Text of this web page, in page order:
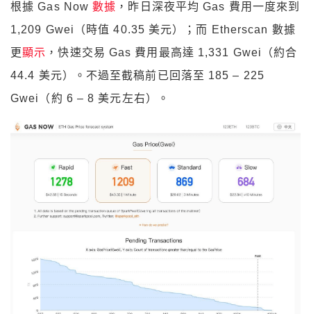
根據 Gas Now數據 ，昨日深夜平均 Gas 費用一度來到
1,209 Gwei（時值 40.35 美元）；而 Etherscan 數據
更顯示 ，快速交易 Gas 費用最高達 1,331 Gwei（約合
44.4 美元）。不過至截稿前已回落至 185 – 225
Gwei（約 6 – 8 美元左右）。